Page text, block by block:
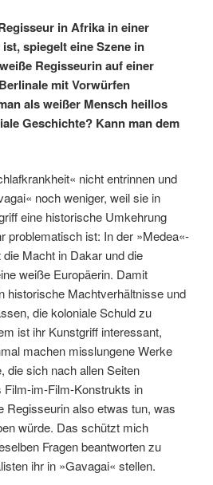
in Afrika in einer
spiegelt eine Szene in
Regisseurin auf einer
mit Vorwürfen
als weißer Mensch heillos
Geschichte? Kann man dem
nicht entrinnen und
noch weniger, weil sie in
eine historische Umkehrung
problematisch ist: In der »Medea«-
Macht in Dakar und die
weiße Europäerin. Damit
historische Machtverhältnisse und
die kolo­niale Schuld zu
ist ihr Kunstgriff interessant,
machen misslungene Werke
die sich nach allen Seiten
im-Film-Konstrukts in
Regisseurin also etwas tun, was
würde. Das schützt mich
Fragen beantworten zu
ihr in »Gavagai« stellen.